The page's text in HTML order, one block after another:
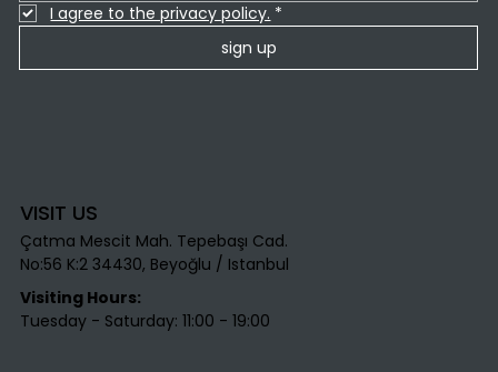
VISIT US
Çatma Mescit Mah. Tepebaşı Cad.
No:56 K:2 34430, Beyoğlu / Istanbul​
Visiting Hours:
Tuesday - Saturday: 11:00 - 19:00
I agree to the privacy policy. *
sign up